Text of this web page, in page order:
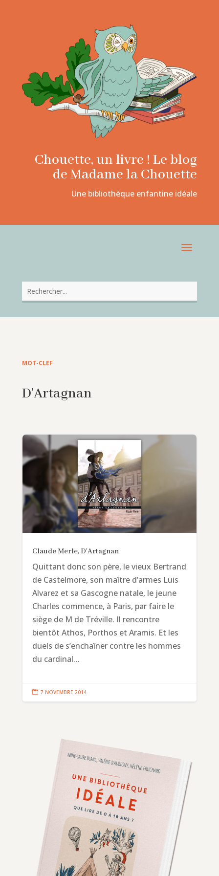
Chouette, un livre ! Le blog
de Madame la Chouette
Une bibliothèque enfantine idéale
MOT-CLEF
D’Artagnan
Claude Merle, D’Artagnan
Quittant donc son père, le vieux Bertrand
de Castelmore, son maître d’armes Luis
Alvarez et sa Gascogne natale, le jeune
Charles commence, à Paris, par faire le
siège de M de Tréville. Il rencontre
bientôt Athos, Porthos et Aramis. Et les
duels de s’enchaîner contre les hommes
du cardinal…
 7 NOVEMBRE 2014